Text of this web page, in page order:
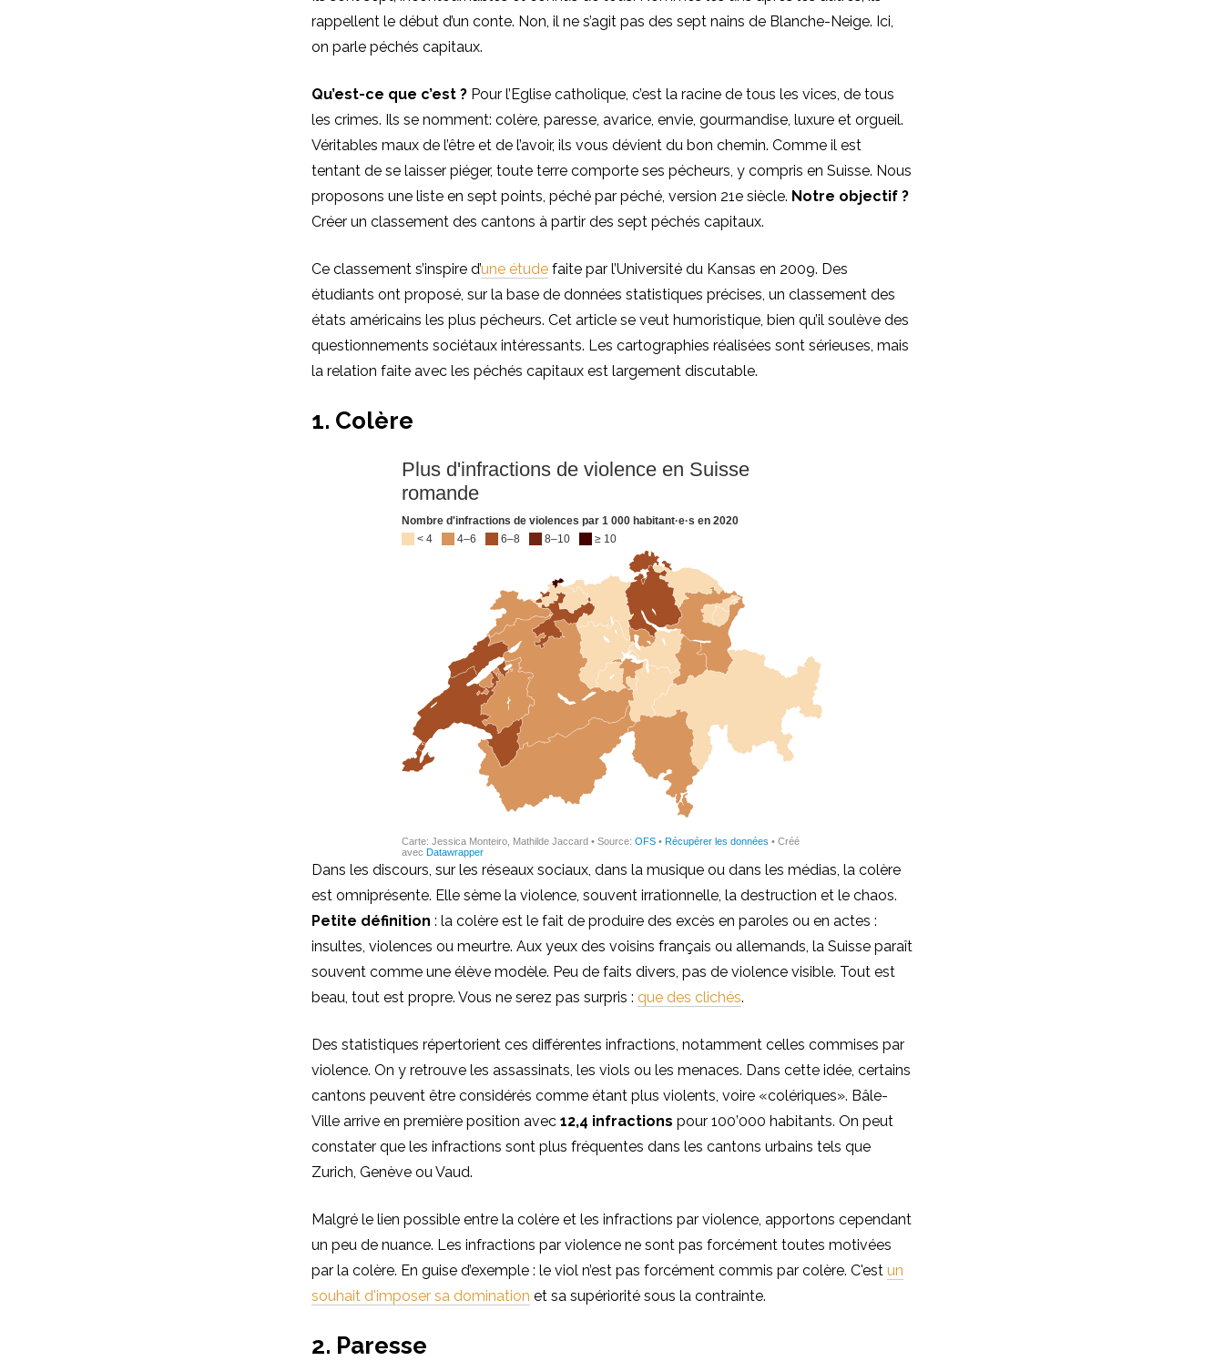
rappellent le début d’un conte. Non, il ne s’agit pas des sept nains de Blanche-Neige. Ici,
on parle péchés capitaux.
Qu’est-ce que c’est ? Pour l’Eglise catholique, c’est la racine de tous les vices, de tous
les crimes. Ils se nomment: colère, paresse, avarice, envie, gourmandise, luxure et orgueil.
Véritables maux de l’être et de l’avoir, ils vous dévient du bon chemin. Comme il est
tentant de se laisser piéger, toute terre comporte ses pécheurs, y compris en Suisse. Nous
proposons une liste en sept points, péché par péché, version 21e siècle. Notre objectif ?
Créer un classement des cantons à partir des sept péchés capitaux.
Ce classement s’inspire d’une étude faite par l’Université du Kansas en 2009. Des
étudiants ont proposé, sur la base de données statistiques précises, un classement des
états américains les plus pécheurs. Cet article se veut humoristique, bien qu’il soulève des
questionnements sociétaux intéressants. Les cartographies réalisées sont sérieuses, mais
la relation faite avec les péchés capitaux est largement discutable.
1. Colère
Dans les discours, sur les réseaux sociaux, dans la musique ou dans les médias, la colère
est omniprésente. Elle sème la violence, souvent irrationnelle, la destruction et le chaos.
Petite définition : la colère est le fait de produire des excès en paroles ou en actes :
insultes, violences ou meurtre. Aux yeux des voisins français ou allemands, la Suisse paraît
souvent comme une élève modèle. Peu de faits divers, pas de violence visible. Tout est
beau, tout est propre. Vous ne serez pas surpris : que des clichés.
Des statistiques répertorient ces différentes infractions, notamment celles commises par
violence. On y retrouve les assassinats, les viols ou les menaces. Dans cette idée, certains
cantons peuvent être considérés comme étant plus violents, voire «colériques». Bâle-
Ville arrive en première position avec 12,4 infractions pour 100’000 habitants. On peut
constater que les infractions sont plus fréquentes dans les cantons urbains tels que
Zurich, Genève ou Vaud.
Malgré le lien possible entre la colère et les infractions par violence, apportons cependant
un peu de nuance. Les infractions par violence ne sont pas forcément toutes motivées
par la colère. En guise d’exemple : le viol n’est pas forcément commis par colère. C'est un
souhait d'imposer sa domination et sa supériorité sous la contrainte.
2. Paresse